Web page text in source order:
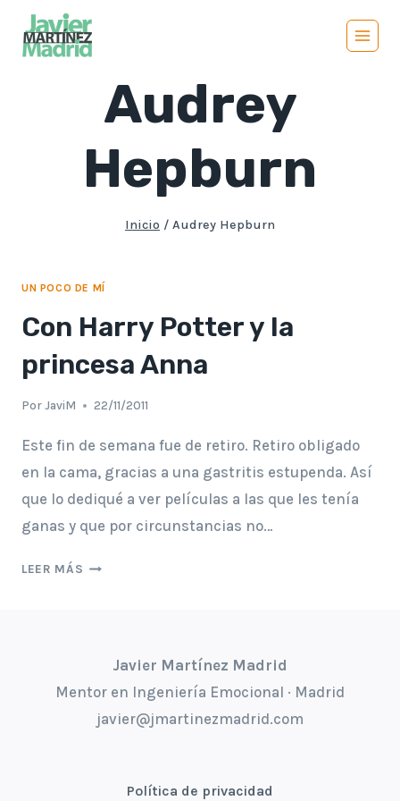
Saltar
Audrey
Hepburn
Inicio / Audrey Hepburn
UN POCO DE MÍ
Con Harry Potter y la
princesa Anna
Por JaviM 22/11/2011
Este fin de semana fue de retiro. Retiro obligado
en la cama, gracias a una gastritis estupenda. Así
que lo dediqué a ver películas a las que les tenía
ganas y que por circunstancias no…
LEER MÁS CON
PRINCESA
ANNA
Javier Martínez Madrid
Mentor en Ingeniería Emocional · Madrid
javier@jmartinezmadrid.com
Política de privacidad